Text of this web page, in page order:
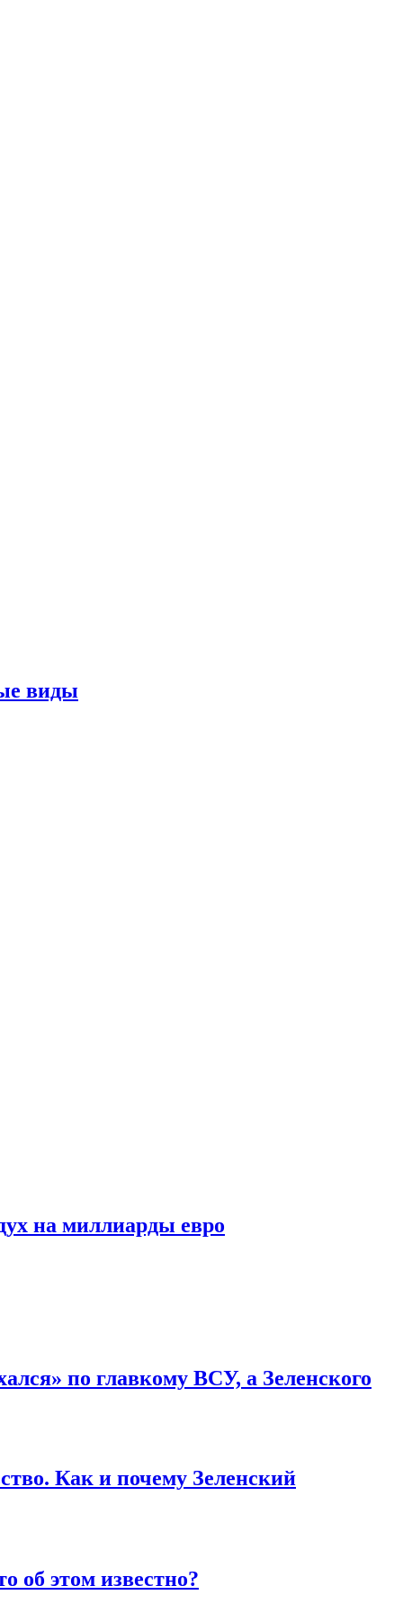
виды
на миллиарды евро
по главкому ВСУ, а Зеленского
Как и почему Зеленский
об этом известно?